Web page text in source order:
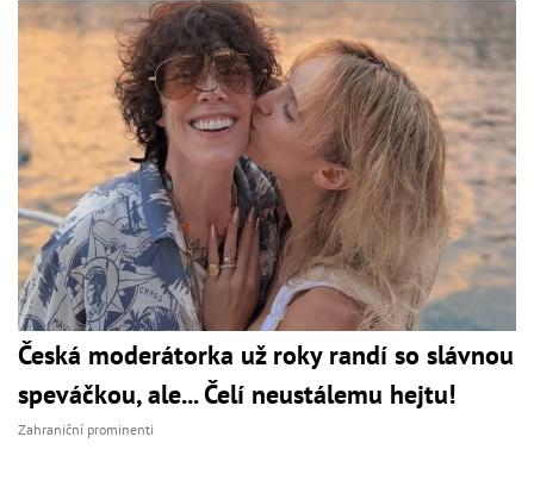
Česká moderátorka už roky randí so slávnou
speváčkou, ale... Čelí neustálemu hejtu!
Zahraniční prominenti